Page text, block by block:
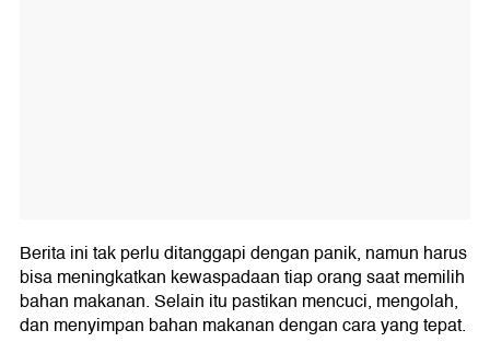
Berita ini tak perlu ditanggapi dengan panik, namun harus
bisa meningkatkan kewaspadaan tiap orang saat memilih
bahan makanan. Selain itu pastikan mencuci, mengolah,
dan menyimpan bahan makanan dengan cara yang tepat.